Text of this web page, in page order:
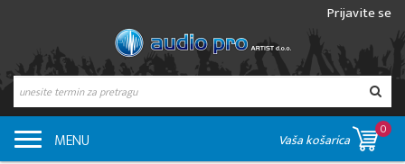
Prijavite se
MENU Vaša košarica
0